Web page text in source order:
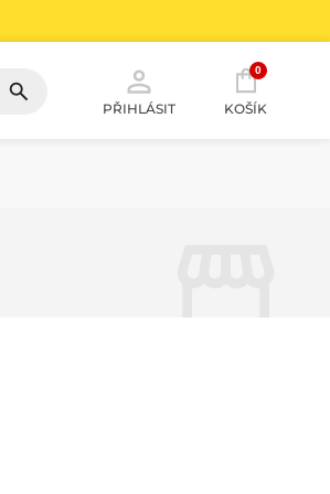
PŘIHLÁSIT
0
KOŠÍK